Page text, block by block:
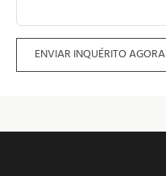
ENVIAR INQUÉRITO AGORA